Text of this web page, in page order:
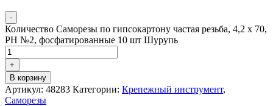
-
Количество Саморезы по гипсокартону частая резьба, 4,2 х 70,
PH №2, фосфатированные 10 шт Шурупь
+
В корзину
Артикул: 48283 Категории: Крепежный инструмент,
Саморезы